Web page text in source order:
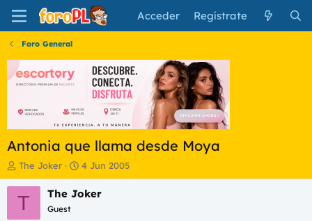
Acceder Regístrate
Foro General
Antonia que llama desde Moya
I
n
i
The Joker
F
e
c
4 Jun 2005
T The Joker
Guest